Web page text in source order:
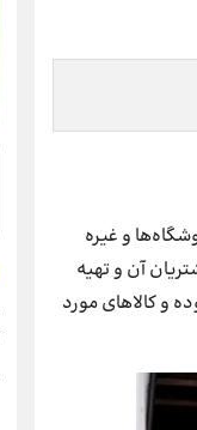
و غیره
آن و تهیه
و کالاهای مورد